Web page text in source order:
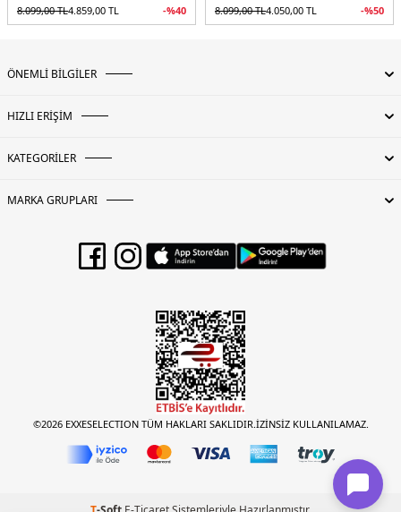
8.099,00TL4.859,00 TL -%40
8.099,00TL4.050,00 TL -%50
ÖNEMLİ BİLGİLER
HIZLI ERİŞİM
KATEGORİLER
MARKA GRUPLARI
©2026 EXXESELECTION TÜM HAKLARI SAKLIDIR.İZİNSİZ KULLANILAMAZ.